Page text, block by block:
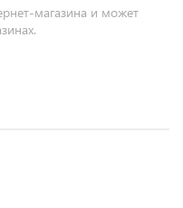
магазина и может